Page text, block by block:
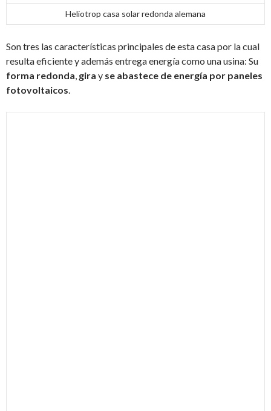
Heliotrop casa solar redonda alemana
Son tres las características principales de esta casa por la cual
resulta eficiente y además entrega energía como una usina: Su
forma redonda, gira y se abastece de energía por paneles
fotovoltaicos.